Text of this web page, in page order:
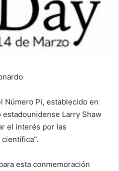
Número Pi, establecido en
Larry Shaw
el interés por las
esta conmemoración